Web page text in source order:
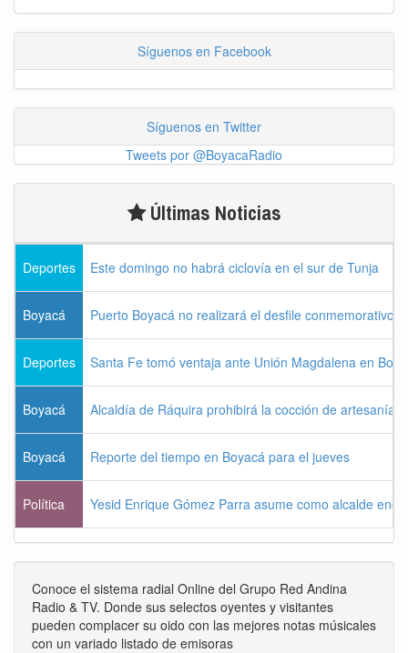
Síguenos en Facebook
Síguenos en Twitter
Tweets por @BoyacaRadio
Últimas Noticias
Deportes Este domingo no habrá ciclovía en el sur de Tunja
Boyacá Puerto Boyacá no realizará el desfile conmemorativo
Deportes Santa Fe tomó ventaja ante Unión Magdalena en
Boyacá Alcaldía de Ráquira prohibirá la cocción de
Boyacá Reporte del tiempo en Boyacá para el jueves
Política Yesid Enrique Gómez Parra asume como alcalde
Conoce el sistema radial Online del Grupo Red Andina
Radio & TV. Donde sus selectos oyentes y visitantes
pueden complacer su oido con las mejores notas músicales
con un variado listado de emisoras